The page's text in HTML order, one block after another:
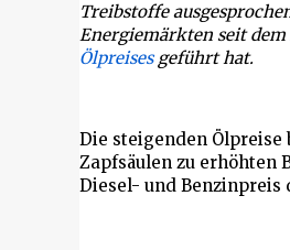
Treibstoffe
Energiemärkten seit dem
Ölpreisesgeführt hat.
Die steigenden
Zapfsäulen zu erhöhten
Diesel- und Benzinpreis